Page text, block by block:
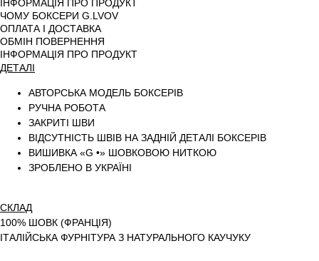
ІНФОРМАЦІЯ ПРО ПРОДУКТ
ЧОМУ БОКСЕРИ G.LVOV
ОПЛАТА І ДОСТАВКА
ОБМІН ПОВЕРНЕННЯ
ІНФОРМАЦІЯ ПРО ПРОДУКТ
ДЕТАЛІ
АВТОРСЬКА МОДЕЛЬ БОКСЕРІВ
РУЧНА РОБОТА
ЗАКРИТІ ШВИ
ВІДСУТНІСТЬ ШВІВ НА ЗАДНІЙ ДЕТАЛІ БОКСЕРІВ
ВИШИВКА «G •» ШОВКОВОЮ НИТКОЮ
ЗРОБЛЕНО В УКРАЇНІ
СКЛАД
100% ШОВК (ФРАНЦІЯ)
ІТАЛІЙСЬКА ФУРНІТУРА З НАТУРАЛЬНОГО КАУЧУКУ